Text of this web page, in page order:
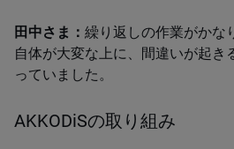
田中さま： 繰り返しの作業がかな
自体が大変な上に、間違いが起き
っていました。
AKKODiSの取り組み